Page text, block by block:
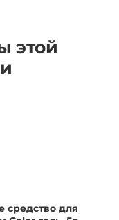
этой
средство для